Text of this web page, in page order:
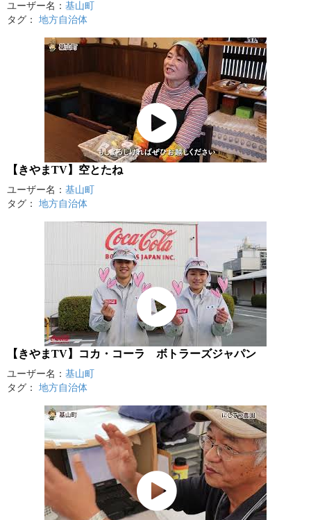
ユーザー名： 基山町
タグ： 地方自治体
【きやまTV】空とたね
ユーザー名： 基山町
タグ： 地方自治体
【きやまTV】コカ・コーラ ボトラーズジャパン
ユーザー名： 基山町
タグ： 地方自治体